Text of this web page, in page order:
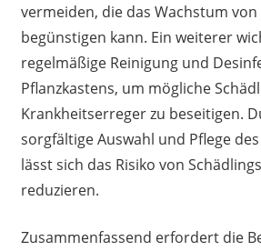
vermeiden, die das Wachstum von
begünstigen kann. Ein weiterer
regelmäßige Reinigung und
Pflanzkastens, um mögliche
Krankheitserreger zu beseitigen.
sorgfältige Auswahl und Pflege
lässt sich das Risiko von
reduzieren.
Zusammenfassend erfordert die